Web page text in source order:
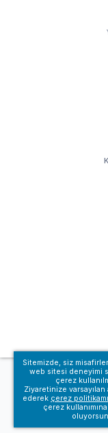
Sitemizde, siz
web sitesi deneyimi
çerez
Ziyaretinize varsayılan
ederek çerez
çerez
© Fraport TAV
Kullanım